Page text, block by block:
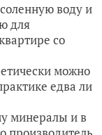
воду и
для
со
можно
едва ли
минералы и в